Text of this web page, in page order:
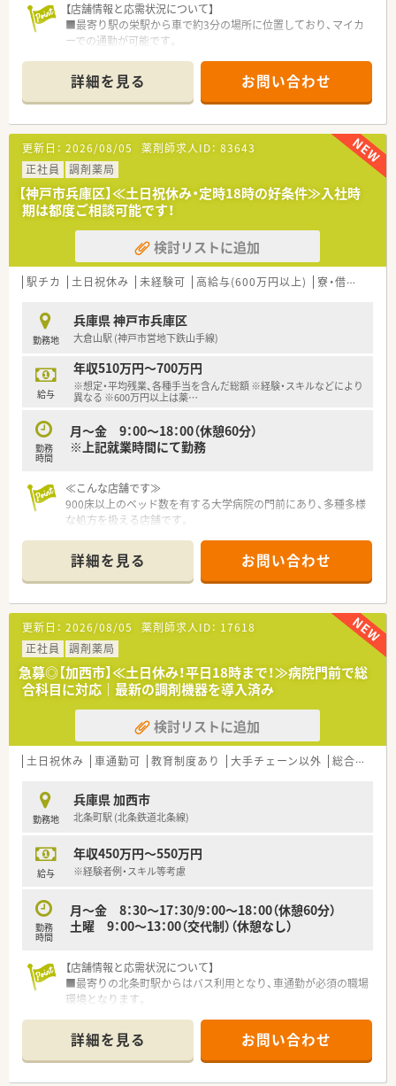
【店舗情報と応需状況について】
■最寄り駅の栄駅から車で約3分の場所に位置しており、マイカ
ーでの通勤が可能です。
提供しています。
■処方箋は1日約30枚で、現在は正社員薬剤師1名と事務員1名で
対応しています。
【法人特徴について】
■大阪に本社を構え、調剤併設店や総合病院前の調剤専門店を積
極的に展開しています。
■売上高に占める調剤の割合を20%にまで高める経営方針を掲
げ、事業を拡大中です。
■患者様へのカウンセリングを重視しており、コミュニケーショ
ンを大切にする社風です。
【求人情報について】
■正社員として土日祝日がお休みという、大変貴重な勤務体系の
■全店舗に調剤監査システムを導入しており、安心して業務に取
り組める環境を整備しています。
■ドラッグストア併設店舗のため、調剤だけでなくOTCの知識や
スキルも磨くことができます。
【想定される業務内容】
をお願いします。
■1人あたりの処方箋枚数は約20枚と、ゆとりを持って患者様と
向き合うことができます。
人業務に集中できます。
詳細を見る お問い合わせ
更新日： 2026/08/05 薬剤師求人ID： 83643
正社員
調剤薬局
【神戸市兵庫区】≪土日祝休み・定時18時の好条件≫入社時
期は都度ご相談可能です！
検討リストに追加
駅チカ 土日祝休み 未経験可 高給与(600万円以上) 寮・借上社宅あり
勤務地
兵庫県 神戸市兵庫区
大倉山駅 (神戸市営地下鉄山手線)
給与
年収510万円～700万円
※想定・平均残業、各種手当を含んだ総額 ※経験・スキルなどにより
異なる ※600万円以上は薬…
勤務
時間
月～金 9：00～18：00（休憩60分）
※上記就業時間にて勤務
≪こんな店舗です≫
900床以上のベッド数を有する大学病院の門前にあり、多種多様
な処方を扱える店舗です。
です。
処方箋枚数は1日70枚程度と極端に多い店舗ではありませんの
で、1つ1つをしっかりとこなしていける業務量です。
残業についても多い月でも10時間未満で収まっており、ワークラ
イフバランスを重視したい薬剤師様にはおススメです。
≪著しい成長を遂げている会社です≫
■首都圏をメインに、全国に約90店舗展開しています。創業以来
連続で増収・増益を達成しております。
■無借金経営で安定しており、昇給率は年4.4％～5.8％と高い水
準を実現しています。
■過去10年の平均売上高の成長率115％、今後も毎年7～8店舗
の出店計画しています。
■借上社宅の適用者は50,000円会社が負担致します。(敷金、礼
金、火災保険等、入居にかかる初期費用、本人負担なし)
■エリア限定で勤務される方でも月30,000円の住宅手当がござ
■年間休日122日、最大7連休のサマーホリデー取得率は84％
と、休みを取ることに理解のある職場です。
の圧縮に努めています。
≪キャリアアップを目指せる環境≫
舗運営なども学べる環境です。
■薬局長だけではなく、エリアマネージャーや安全管理・教育担
当マネージャー、店舗開発マネージャー、商品開発マネージャー
■経営陣のほとんどが薬剤師のため、入社後のフォローアップが
充実しています。
■専門医療機関連携薬局でのがん・糖尿病などの認定資格取得も
詳細を見る お問い合わせ
更新日： 2026/08/05 薬剤師求人ID： 17618
正社員
調剤薬局
急募◎【加西市】≪土日休み！平日18時まで！≫病院門前で総
合科目に対応｜最新の調剤機器を導入済み
検討リストに追加
土日祝休み 車通勤可 教育制度あり 大手チェーン以外 総合科目
勤務地
兵庫県 加西市
北条町駅 (北条鉄道北条線)
給与
年収450万円～550万円
※経験者例・スキル等考慮
勤務
時間
月～金 8：30～17：30/9：00～18：00（休憩60分）
土曜 9：00～13：00（交代制）（休憩なし）
【店舗情報と応需状況について】
■最寄りの北条町駅からはバス利用となり、車通勤が必須の職場
環境となります。
は約40枚です。
■薬剤師は常勤1名とパート1名の男性2名体制で、事務職員2名
がサポートします。
詳細を見る お問い合わせ